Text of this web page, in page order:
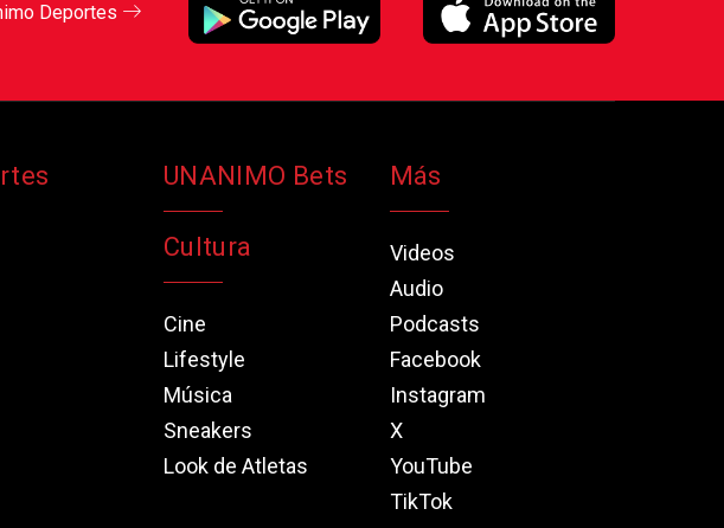
Deportes
UNANIMO Bets
Cultura
Cine
Lifestyle
Música
Sneakers
Look de Atletas
Más
Videos
Audio
Podcasts
Facebook
Instagram
X
YouTube
TikTok